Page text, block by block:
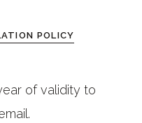
POLICY
of validity to